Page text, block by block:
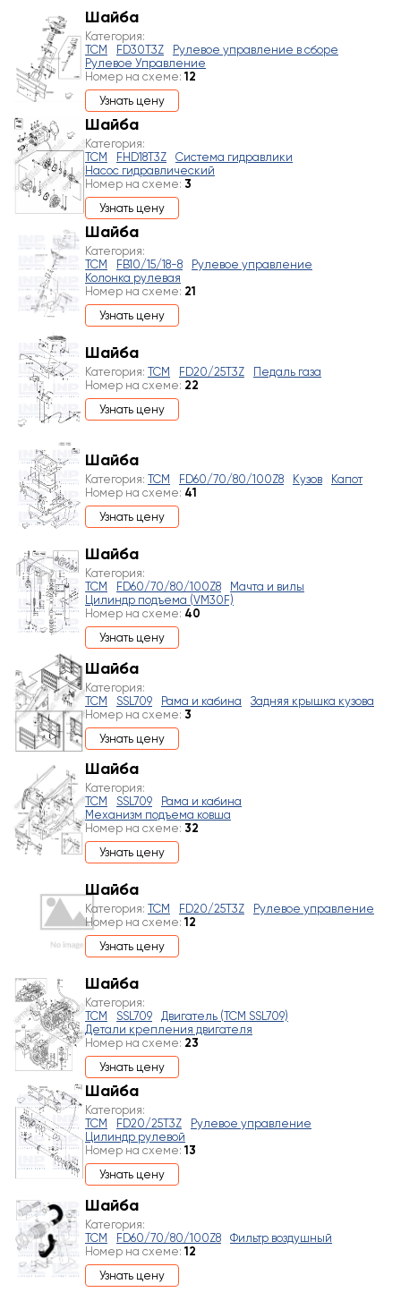
Шайба
Категория:
TCM
FD30T3Z
Рулевое управление в сборе
Рулевое Управление
Номер на схеме: 12
Узнать цену
Шайба
Категория:
TCM
FHD18T3Z
Система гидравлики
Насос гидравлический
Номер на схеме: 3
Узнать цену
Шайба
Категория:
TCM
FB10/15/18-8
Рулевое управление
Колонка рулевая
Номер на схеме: 21
Узнать цену
Шайба
Категория: TCM FD20/25T3Z
Педаль газа
Номер на схеме: 22
Узнать цену
Шайба
Категория: TCM FD60/70/80/100Z8 Кузов
Капот
Номер на схеме: 41
Узнать цену
Шайба
Категория:
TCM
FD60/70/80/100Z8
Мачта и вилы
Цилиндр подъема (VM30F)
Номер на схеме: 40
Узнать цену
Шайба
Категория:
TCM
SSL709 Рама и кабина
Задняя крышка кузова
Номер на схеме: 3
Узнать цену
Шайба
Категория:
TCM
SSL709
Рама и кабина
Механизм подъема ковша
Номер на схеме: 32
Узнать цену
Шайба
Категория: TCM FD20/25T3Z
Рулевое управление
Номер на схеме: 12
Узнать цену
Шайба
Категория:
TCM
SSL709
Двигатель (TCM SSL709)
Детали крепления двигателя
Номер на схеме: 23
Узнать цену
Шайба
Категория:
TCM
FD20/25T3Z
Рулевое управление
Цилиндр рулевой
Номер на схеме: 13
Узнать цену
Шайба
Категория:
TCM
FD60/70/80/100Z8
Фильтр воздушный
Номер на схеме: 12
Узнать цену